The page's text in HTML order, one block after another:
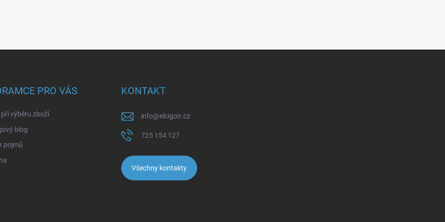
PRO VÁS
při výběru zboží
blog
pojmů
KONTAKT
info@elcigon.cz
725 154 127
Všechny kontakty